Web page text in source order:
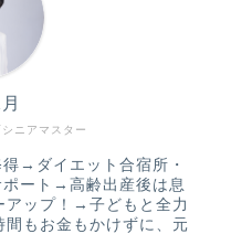
ニアマスター
→ダイエット合宿所・
ート→高齢出産後は息
ップ！→子どもと全力
間もお金もかけずに、元